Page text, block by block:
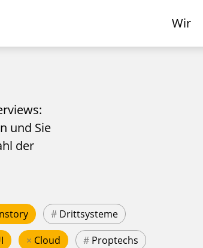
Wir
und Sie
der
# Drittsysteme
× Cloud # Proptechs